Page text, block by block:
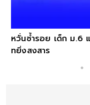
หวั่นซ้ำรอย เด็ก ม.6
ทยิ่งสงสาร